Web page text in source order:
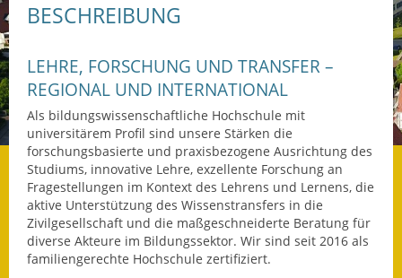
Gebärdensprache
Geschichte und
Gegenwart
Was die Alten noch
wussten!
Wagner-Werkstatt
Informationsbroschüre
BESCHREIBUNG
LEHRE, FORSCHUNG UND TRANSFER –
REGIONAL UND INTERNATIONAL
Als bildungswissenschaftliche Hochschule mit
universitärem Profil sind unsere Stärken die
forschungsbasierte und praxisbezogene Ausrichtung des
Studiums, innovative Lehre, exzellente Forschung an
Fragestellungen im Kontext des Lehrens und Lernens, die
aktive Unterstützung des Wissenstransfers in die
Zivilgesellschaft und die maßgeschneiderte Beratung für
diverse Akteure im Bildungssektor. Wir sind seit 2016 als
familiengerechte Hochschule zertifiziert.